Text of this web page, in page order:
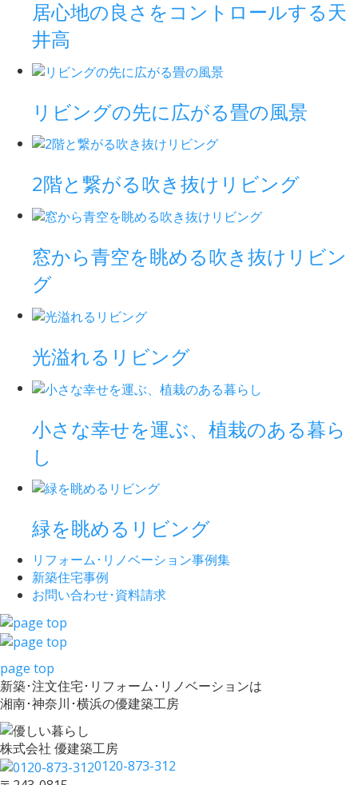
居心地の良さをコントロールする天
井高
リビングの先に広がる畳の風景
2階と繋がる吹き抜けリビング
窓から青空を眺める吹き抜けリビン
グ
光溢れるリビング
小さな幸せを運ぶ、植栽のある暮ら
し
緑を眺めるリビング
リフォーム･ リノベーション事例集
新築住宅事例
お問い合わせ･資料請求
page top
新築･注文住宅･リフォーム･リノベーションは
湘南･神奈川･横浜の優建築工房
株式会社 優建築工房
0120-873-312